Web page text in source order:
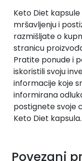
Keto Diet
mršavljenju i
razmišljate o
stranicu
Pratite ponude i
iskoristili svoju
informacije koje
informirana
postignete svoje
Keto Diet kapsula.
Povezani